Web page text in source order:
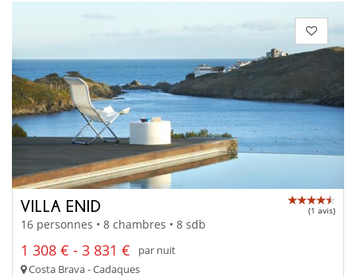
VILLA ENID (1 avis)
16 personnes • 8 chambres • 8 sdb
1 308 € - 3 831 €
par nuit
Costa Brava - Cadaques